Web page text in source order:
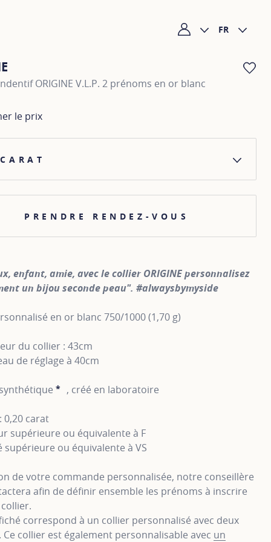
Mon compte
FR
ORIGINE V.L.P. 2 prénoms en or blanc
le prix
PRENDRE RENDEZ-VOUS
enfant, amie, avec le collier ORIGINE personnalisez
un bijou seconde peau". #alwaysbymyside
en or blanc 750/1000 (1,70 g)
du collier : 43cm
de réglage à 40cm
* SHOW TOOLTIP
, créé en laboratoire
0,20 carat
supérieure ou équivalente à F
supérieure ou équivalente à VS
de votre commande personnalisée, notre conseillère
afin de définir ensemble les prénoms à inscrire
correspond à un collier personnalisé avec deux
collier est également personnalisable avec un